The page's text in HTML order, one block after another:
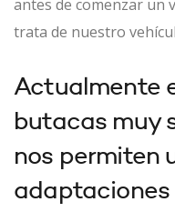
antes de comenzar un
trata de nuestro
Actualmente
butacas muy
nos permiten